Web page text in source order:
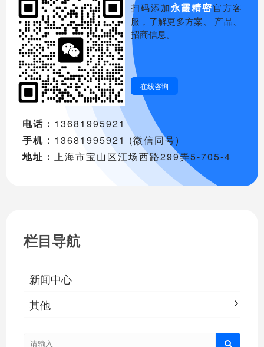
扫码添加永霞精密官方客
服，了解更多方案、 产品、
招商信息。
在线咨询
电话： 13681995921
手机： 13681995921 (微信同号)
地址： 上海市宝山区江场西路299弄5-705-4
栏目导航
新闻中心
其他